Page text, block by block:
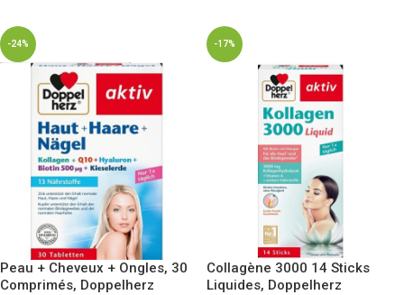
-24%
Peau + Cheveux + Ongles, 30
Comprimés, Doppelherz
-17%
Collagène 3000 14 Sticks
Liquides, Doppelherz